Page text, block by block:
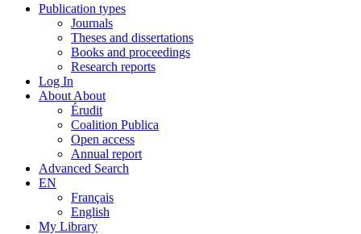
Publication types
Journals
Theses and dissertations
Books and proceedings
Research reports
Log In
About About
Érudit
Coalition Publica
Open access
Annual report
Advanced Search
EN
Français
English
My Library